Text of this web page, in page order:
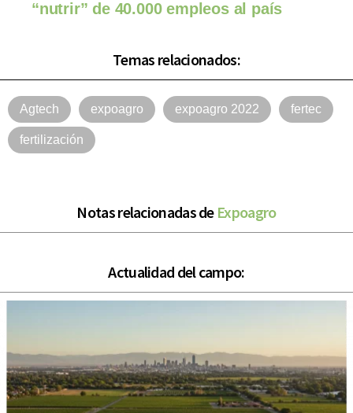
“nutrir” de 40.000 empleos al país
Temas relacionados:
Agtech expoagro expoagro 2022 fertec
fertilización
Notas relacionadas de Expoagro
Actualidad del campo: